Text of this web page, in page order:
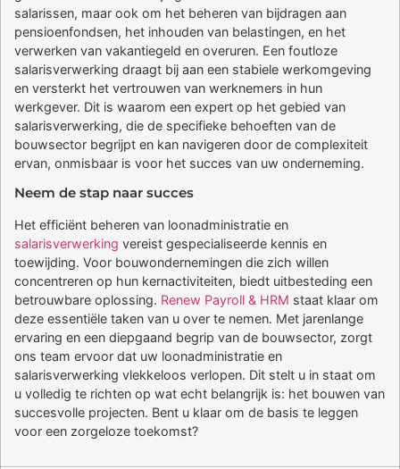
salarissen, maar ook om het beheren van bijdragen aan
pensioenfondsen, het inhouden van belastingen, en het
verwerken van vakantiegeld en overuren. Een foutloze
salarisverwerking draagt bij aan een stabiele werkomgeving
en versterkt het vertrouwen van werknemers in hun
werkgever. Dit is waarom een expert op het gebied van
salarisverwerking, die de specifieke behoeften van de
bouwsector begrijpt en kan navigeren door de complexiteit
ervan, onmisbaar is voor het succes van uw onderneming.
Neem de stap naar succes
Het efficiënt beheren van loonadministratie en
salarisverwerking vereist gespecialiseerde kennis en
toewijding. Voor bouwondernemingen die zich willen
concentreren op hun kernactiviteiten, biedt uitbesteding een
betrouwbare oplossing. Renew Payroll & HRM staat klaar om
deze essentiële taken van u over te nemen. Met jarenlange
ervaring en een diepgaand begrip van de bouwsector, zorgt
ons team ervoor dat uw loonadministratie en
salarisverwerking vlekkeloos verlopen. Dit stelt u in staat om
u volledig te richten op wat echt belangrijk is: het bouwen van
succesvolle projecten. Bent u klaar om de basis te leggen
voor een zorgeloze toekomst?